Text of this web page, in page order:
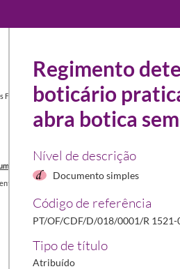
Farmacêuticos 1449-04-22/2012
físico ou boticário praticasse a arte da ciência
1653-05-20/1653-05-20
Regimento
boticário
abra botica
Nível de descrição
Documento simples
Código de referência
PT/OF/CDF/D/018/0001/R 1521-
Tipo de título
Atribuído